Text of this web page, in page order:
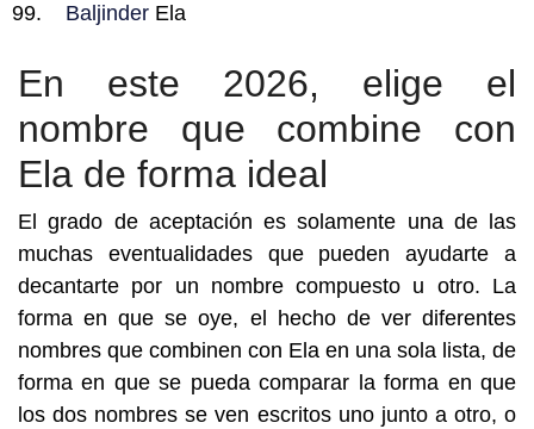
Baljinder Ela
En este 2026, elige el
nombre que combine con
Ela de forma ideal
El grado de aceptación es solamente una de las
muchas eventualidades que pueden ayudarte a
decantarte por un nombre compuesto u otro. La
forma en que se oye, el hecho de ver diferentes
nombres que combinen con Ela en una sola lista, de
forma en que se pueda comparar la forma en que
los dos nombres se ven escritos uno junto a otro, o